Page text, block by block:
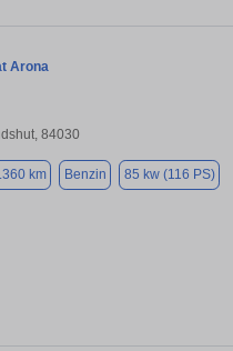
Arona
84030
km Benzin 85 kw (116 PS)